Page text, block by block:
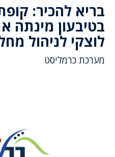
בריא להכיר:
בטיבעון מינתה
לוצקי לניהול
מערכת כרמליסט